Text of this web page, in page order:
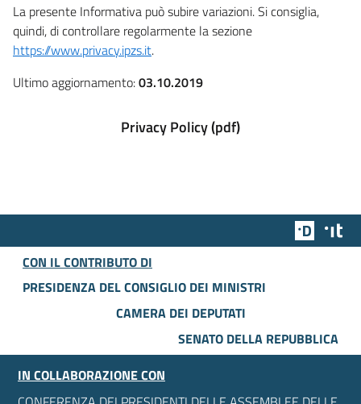
La presente Informativa può subire variazioni. Si consiglia,
quindi, di controllare regolarmente la sezione
https://www.privacy.ipzs.it.
Ultimo aggiornamento:03.10.2019
Privacy Policy (pdf)
Team
CON IL CONTRIBUTO DI
PRESIDENZA DEL CONSIGLIO DEI MINISTRI
CAMERA DEI DEPUTATI
SENATO DELLA REPUBBLICA
IN COLLABORAZIONE CON